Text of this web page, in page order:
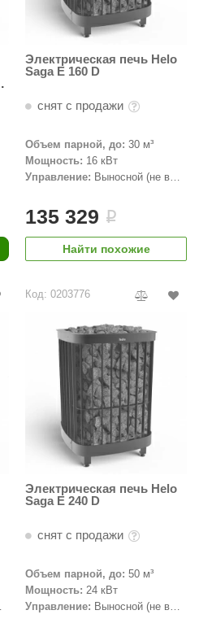
Электрическая печь Helo
Saga E 160 D
снят с продажи
Объем парной, до: 30 м³
Мощность: 16 кВт
Управление: Выносной (не в
135 329 i
Найти похожие
Код: 0203776
Электрическая печь Helo
Saga E 240 D
снят с продажи
Объем парной, до: 50 м³
Мощность: 24 кВт
Управление: Выносной (не в